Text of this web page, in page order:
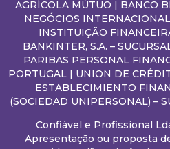
AGRÍCOLA MÚTUO | BANCO
NEGÓCIOS
INSTITUIÇÃO
BANKINTER, S.A. –
PARIBAS PERSONAL
PORTUGAL | UNION DE
ESTABLECIMIENTO
(SOCIEDAD UNIPERSONAL) –
Confiável e Profissional
Apresentação ou proposta